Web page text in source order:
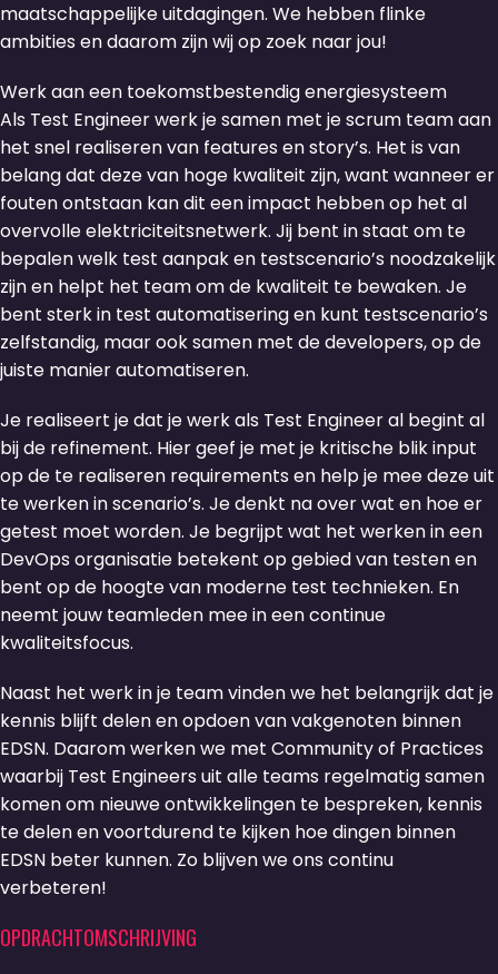
maatschappelijke uitdagingen. We hebben flinke
ambities en daarom zijn wij op zoek naar jou!
Werk aan een toekomstbestendig energiesysteem
Als Test Engineer werk je samen met je scrum team aan
het snel realiseren van features en story’s. Het is van
belang dat deze van hoge kwaliteit zijn, want wanneer er
fouten ontstaan kan dit een impact hebben op het al
overvolle elektriciteitsnetwerk. Jij bent in staat om te
bepalen welk test aanpak en testscenario’s noodzakelijk
zijn en helpt het team om de kwaliteit te bewaken. Je
bent sterk in test automatisering en kunt testscenario’s
zelfstandig, maar ook samen met de developers, op de
juiste manier automatiseren.
Je realiseert je dat je werk als Test Engineer al begint al
bij de refinement. Hier geef je met je kritische blik input
op de te realiseren requirements en help je mee deze uit
te werken in scenario’s. Je denkt na over wat en hoe er
getest moet worden. Je begrijpt wat het werken in een
DevOps organisatie betekent op gebied van testen en
bent op de hoogte van moderne test technieken. En
neemt jouw teamleden mee in een continue
kwaliteitsfocus.
Naast het werk in je team vinden we het belangrijk dat je
kennis blijft delen en opdoen van vakgenoten binnen
EDSN. Daarom werken we met Community of Practices
waarbij Test Engineers uit alle teams regelmatig samen
komen om nieuwe ontwikkelingen te bespreken, kennis
te delen en voortdurend te kijken hoe dingen binnen
EDSN beter kunnen. Zo blijven we ons continu
verbeteren!
OPDRACHTOMSCHRIJVING